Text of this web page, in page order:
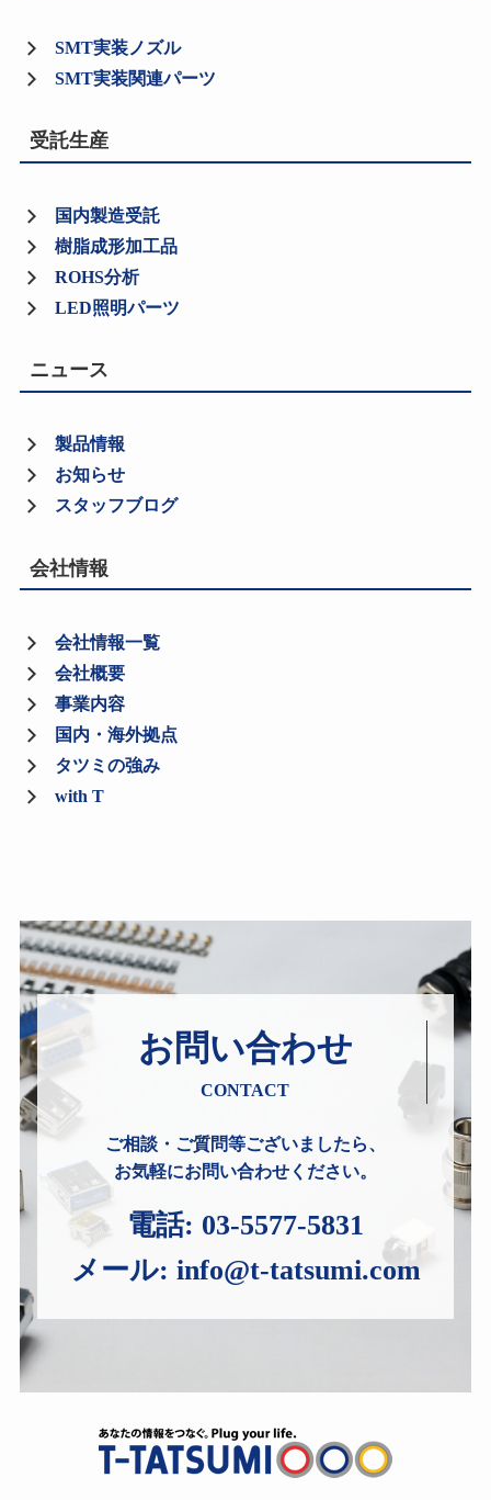
SMT実装ノズル
SMT実装関連パーツ
受託生産
国内製造受託
樹脂成形加工品
ROHS分析
LED照明パーツ
ニュース
製品情報
お知らせ
スタッフブログ
会社情報
会社情報一覧
会社概要
事業内容
国内・海外拠点
タツミの強み
with T
お問い合わせ
CONTACT
ご相談・ご質問等ございましたら、
お気軽にお問い合わせください。
電話: 03-5577-5831
メール: info@t-tatsumi.com